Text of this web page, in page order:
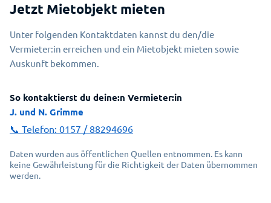
Jetzt Mietobjekt mieten
Unter folgenden Kontaktdaten kannst du den/die
Vermieter:in erreichen und ein Mietobjekt mieten sowie
Auskunft bekommen.
So kontaktierst du deine:n Vermieter:in
J. und N. Grimme
📞 Telefon: 0157 / 88294696
Daten wurden aus öffentlichen Quellen entnommen. Es kann
keine Gewährleistung für die Richtigkeit der Daten übernommen
werden.